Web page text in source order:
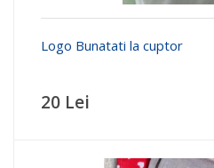
Logo Bunatati la cuptor
20 Lei